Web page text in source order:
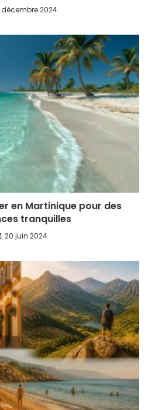
décembre 2024
en Martinique pour des
tranquilles
20 juin 2024